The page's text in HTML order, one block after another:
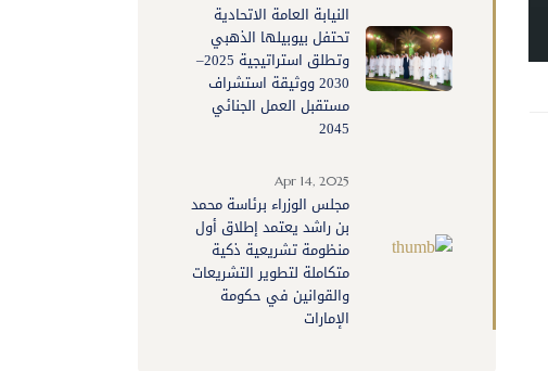
النيابة العامة الاتحادية
تحتفل بيوبيلها الذهبي
وتطلق استراتيجية 2025–
2030 ووثيقة استشراف
مستقبل العمل الجنائي
2045
Apr 14, 2025
مجلس الوزراء برئاسة محمد
بن راشد يعتمد إطلاق أول
منظومة تشريعية ذكية
متكاملة لتطوير التشريعات
والقوانين في حكومة
الإمارات